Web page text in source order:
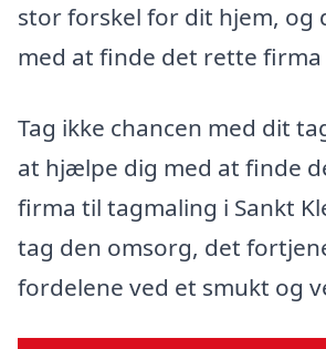
stor forskel for dit hjem, og
med at finde det rette
Tag ikke chancen med dit
at hjælpe dig med at finde
firma til tagmaling i Sankt
tag den omsorg, det
fordelene ved et smukt og